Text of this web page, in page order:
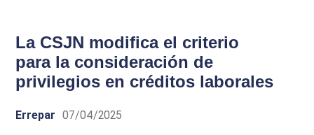
La CSJN modifica el criterio
para la consideración de
privilegios en créditos laborales
Errepar 07/04/2025